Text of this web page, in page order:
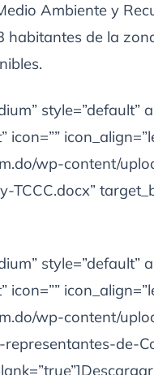
Ambiente y
habitantes de la
style=”default”
icon=””
wp-content/
TCCC.docx”
style=”default”
icon=””
wp-content/
representantes-de-